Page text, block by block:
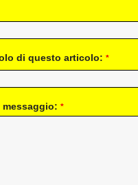
di questo articolo: *
messaggio: *